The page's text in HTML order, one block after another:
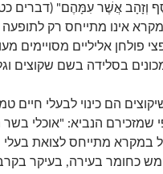
וְזָהָב אֲשֶׁר עִמָּהֶם" (דברים
אינו מתייחס רק
פולחן אליליים מסויימים
בסלידה בשם שקוצים
הם כינוי לבעלי חיים
שמזכירם הנביא: "אוכלי בשר
במקרא מתייחס לצואת בעלי
כחומר בעירה, בעיקר